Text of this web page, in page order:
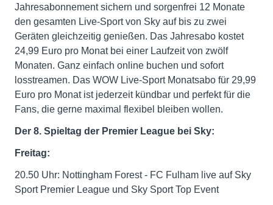
Jahresabonnement sichern und sorgenfrei 12 Monate
den gesamten Live-Sport von Sky auf bis zu zwei
Geräten gleichzeitig genießen. Das Jahresabo kostet
24,99 Euro pro Monat bei einer Laufzeit von zwölf
Monaten. Ganz einfach online buchen und sofort
losstreamen. Das WOW Live-Sport Monatsabo für 29,99
Euro pro Monat ist jederzeit kündbar und perfekt für die
Fans, die gerne maximal flexibel bleiben wollen.
Der 8. Spieltag der Premier League bei Sky:
Freitag:
20.50 Uhr: Nottingham Forest - FC Fulham live auf Sky
Sport Premier League und Sky Sport Top Event